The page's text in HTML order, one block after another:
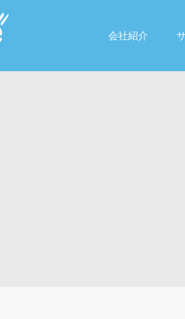
会社紹介